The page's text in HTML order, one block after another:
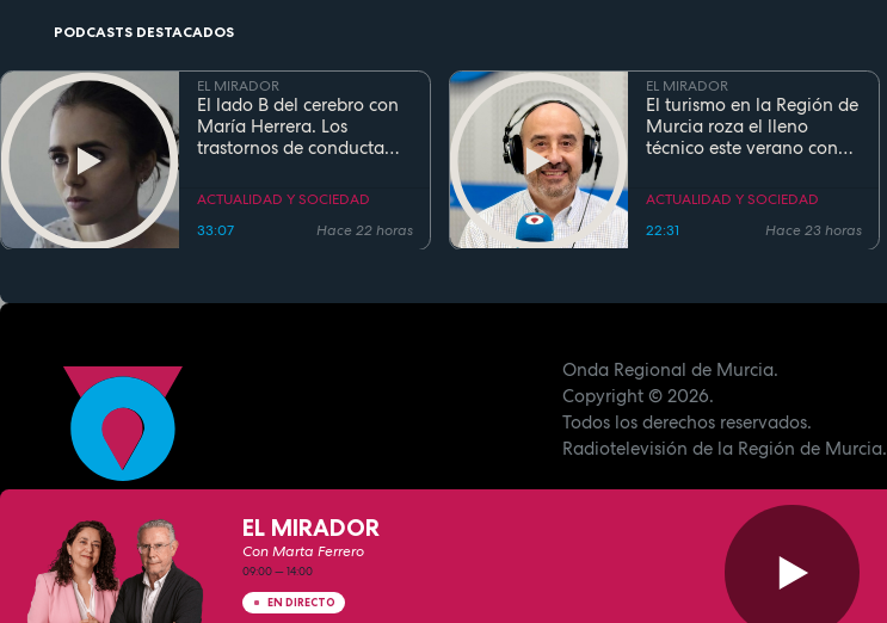
PODCASTS DESTACADOS
EL MIRADOR
El lado B del cerebro con
María Herrera. Los
trastornos de conducta
ACTUALIDAD Y SOCIEDAD
33:07
Hace 22 horas
EL MIRADOR
El turismo en la Región de
Murcia roza el lleno
técnico este verano con
90%
ACTUALIDAD Y SOCIEDAD
22:31
Hace 23 horas
Onda Regional de Murcia.
Copyright© 2026.
Todos los derechos reservados.
Radiotelevisión de la Región de Murcia.
EL MIRADOR
Con Marta Ferrero
09:00—14:00
EN DIRECTO